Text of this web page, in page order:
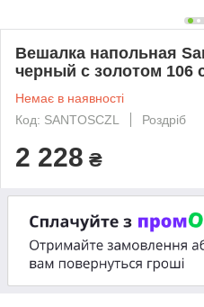
Вешалка напольная
черный с золотом 106
Немає в наявності
Код: SANTOSCZL
Роздріб
2 228 ₴